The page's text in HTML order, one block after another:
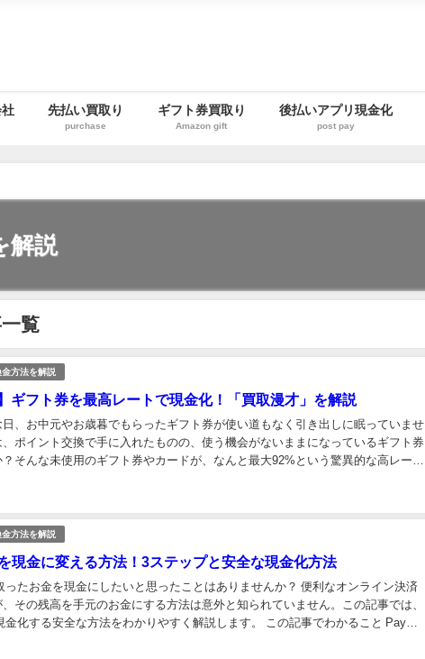
先払い買取り
purchase
ギフト券買取り
Amazon gift
後払いアプリ現金化
post pay
解説
覧
方法を解説
ギフト券を最高レートで現金化！「買取漫才」を解説
、お中元やお歳暮でもらったギフト券が使い道もなく引き出しに眠っていませ
、ポイント交換で手に入れたものの、使う機会がないままになっているギフト券
そんな未使用のギフト券やカードが、なんと最大92%という驚異的な高レート
方法を解説
現金に変える方法！3ステップと安全な現金化方法
ったお金を現金にしたいと思ったことはありませんか？ 便利なオンライン決済
その残高を手元のお金にする方法は意外と知られていません。この記事では、
金化する安全な方法をわかりやすく解説します。 この記事でわかること PayPal